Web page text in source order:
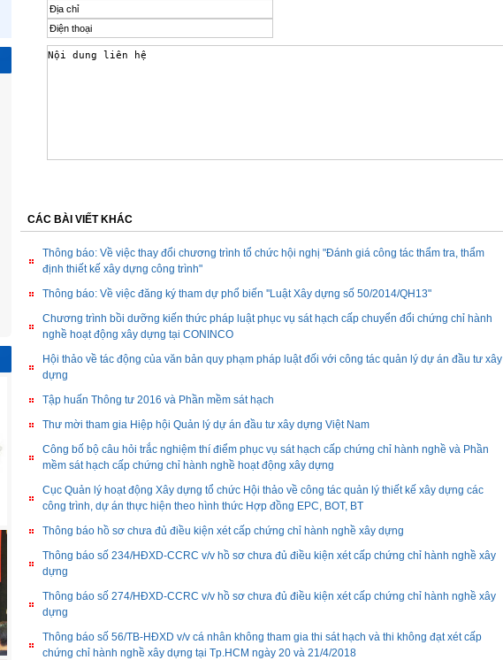
CÁC BÀI VIẾT KHÁC
Thông báo: Về việc thay đổi chương trình tổ chức hội nghị "Đánh giá công tác thẩm tra, thẩm
định thiết kế xây dựng công trình"
Thông báo: Về việc đăng ký tham dự phổ biến ''Luật Xây dựng số 50/2014/QH13"
Chương trình bồi dưỡng kiến thức pháp luật phục vụ sát hạch cấp chuyển đổi chứng chỉ hành
nghề hoạt động xây dựng tại CONINCO
Hội thảo về tác động của văn bản quy phạm pháp luật đối với công tác quản lý dự án đầu tư xây
dựng
Tập huấn Thông tư 2016 và Phần mềm sát hạch
Thư mời tham gia Hiệp hội Quản lý dự án đầu tư xây dựng Việt Nam
Công bố bộ câu hỏi trắc nghiệm thí điểm phục vụ sát hạch cấp chứng chỉ hành nghề và Phần
mềm sát hạch cấp chứng chỉ hành nghề hoạt động xây dựng
Cục Quản lý hoạt động Xây dựng tổ chức Hội thảo về công tác quản lý thiết kế xây dựng các
công trình, dự án thực hiện theo hình thức Hợp đồng EPC, BOT, BT
Thông báo hồ sơ chưa đủ điều kiện xét cấp chứng chỉ hành nghề xây dựng
Thông báo số 234/HĐXD-CCRC v/v hồ sơ chưa đủ điều kiện xét cấp chứng chỉ hành nghề xây
dựng
Thông báo số 274/HĐXD-CCRC v/v hồ sơ chưa đủ điều kiện xét cấp chứng chỉ hành nghề xây
dựng
Thông báo số 56/TB-HĐXD v/v cá nhân không tham gia thi sát hạch và thi không đạt xét cấp
chứng chỉ hành nghề xây dựng tại Tp.HCM ngày 20 và 21/4/2018